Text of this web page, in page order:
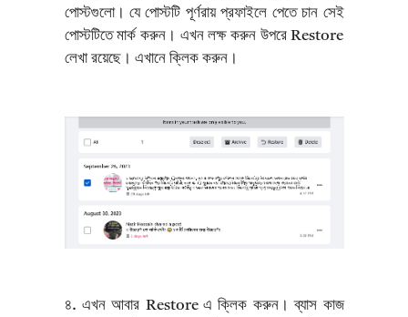
পোস্টগুলো। যে পোস্টটি পূর্ণরায় প্রফাইলে পেতে চান সেই
পোস্টটিতে মার্ক করুন। এখন লক্ষ করুন উপরে Restore
লেখা রয়েছে। এখানে ক্লিক করুন।
৪. এখন আবার Restore এ ক্লিক করুন। ব্যাস কাজ